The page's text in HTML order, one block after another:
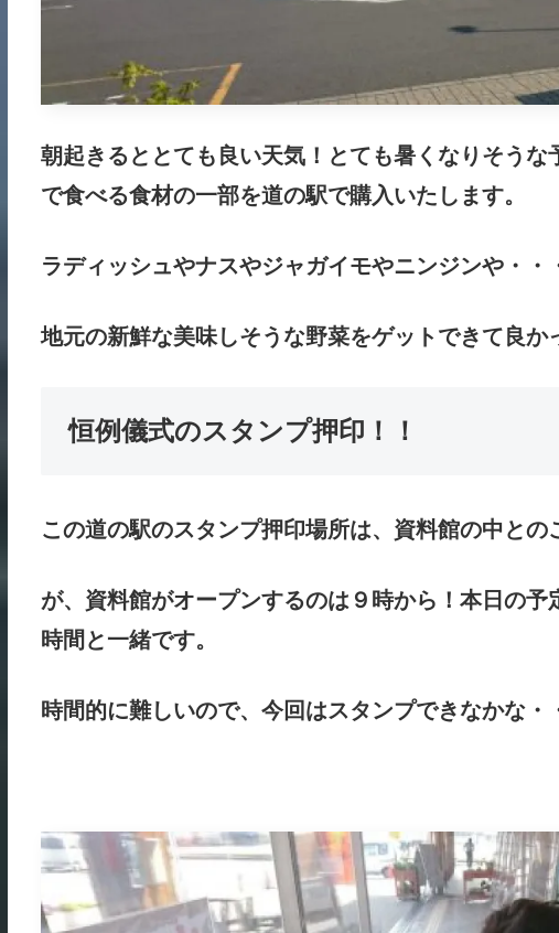
朝起きるととても良い天気！とても暑くなりそう
で食べる食材の一部を道の駅で購入いたします。
ラディッシュやナスやジャガイモやニンジンや・・
地元の新鮮な美味しそうな野菜をゲットできて良か
恒例儀式のスタンプ押印！！
この道の駅のスタンプ押印場所は、資料館の中との
が、資料館がオープンするのは９時から！本日の
時間と一緒です。
時間的に難しいので、今回はスタンプできなかな・